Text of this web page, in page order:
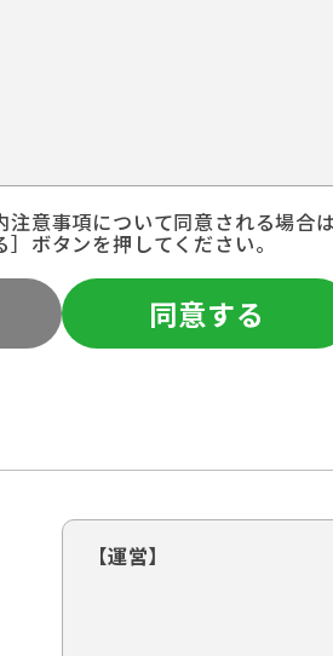
注意事項について同意される場合
ボタンを押してください。
同意する
【運営】